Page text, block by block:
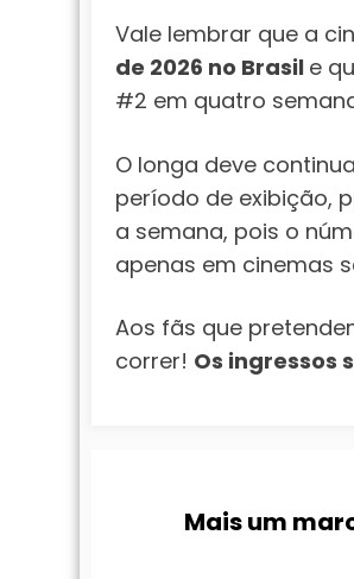
Vale lembrar que a
de 2026 no Brasil e
#2 em quatro
O longa deve
período de exibição,
a semana, pois o
apenas em cinemas
Aos fãs que
correr! Os ingressos
Mais um